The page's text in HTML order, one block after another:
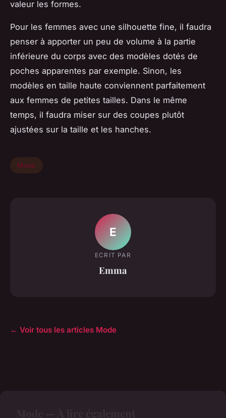
valeur les formes.
Pour les femmes avec une silhouette fine, il faudra
penser à apporter un peu de volume à la partie
inférieure du corps avec des modèles dotés de
poches apparentes par exemple. Sinon, les
modèles en taille haute conviennent parfaitement
aux femmes de petites tailles. Dans le même
temps, il faudra miser sur des coupes plutôt
ajustées sur la taille et les hanches.
Mode
E
ECRIT PAR
Emma
← Voir tous les articles Mode